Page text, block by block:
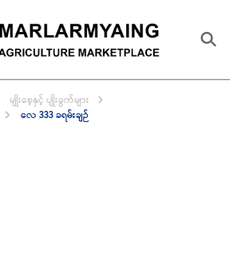
Marketplace
business solutions.
မျိုးစေ့နှင့် ပျိုးခွက်များ
လေ 333 ခရမ်းချဉ်